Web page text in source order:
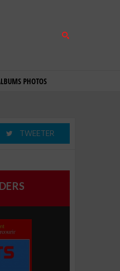
PHOTOS
TWEETER